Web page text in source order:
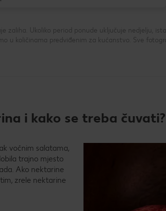
Ukoliko period ponude uključuje nedjelju,
u količinama predviđenim za kućanstvo. Sve
i kako se treba čuvati?
voćnim salatama,
trajno mjesto
Ako nektarine
zrele nektarine